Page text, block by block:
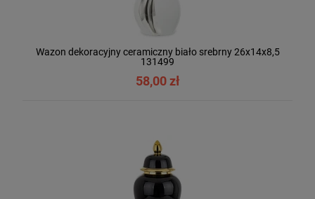
Wazon dekoracyjny ceramiczny biało srebrny 26x14x8,5
131499
58,00 zł